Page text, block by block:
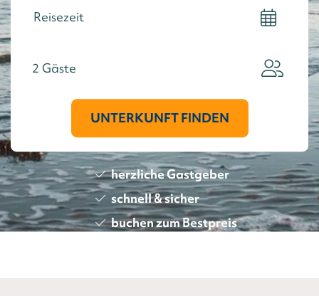
2 Gäste
UNTERKUNFT FINDEN
herzliche Gastgeber
schnell & sicher
buchen zum Bestpreis